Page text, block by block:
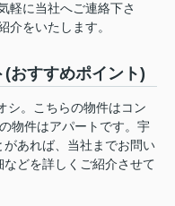
軽に当社へご連絡下さ
介をいたします。
おすすめポイント)
シ。こちらの物件はコン
物件はアパートです。宇
あれば、当社までお問い
どを詳しくご紹介させて